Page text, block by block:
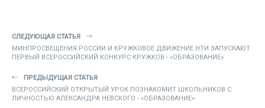
СЛЕДУЮЩАЯ СТАТЬЯ
МИНПРОСВЕЩЕНИЯ РОССИИ И КРУЖКОВОЕ ДВИЖЕНИЕ НТИ ЗАПУСКАЮТ
ПЕРВЫЙ ВСЕРОССИЙСКИЙ КОНКУРС КРУЖКОВ - «ОБРАЗОВАНИЕ»
ПРЕДЫДУЩАЯ СТАТЬЯ
ВСЕРОССИЙСКИЙ ОТКРЫТЫЙ УРОК ПОЗНАКОМИТ ШКОЛЬНИКОВ С
ЛИЧНОСТЬЮ АЛЕКСАНДРА НЕВСКОГО - «ОБРАЗОВАНИЕ»